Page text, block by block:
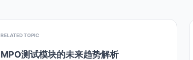
RELATED TOPIC
MPO测试模块的未来趋势解析